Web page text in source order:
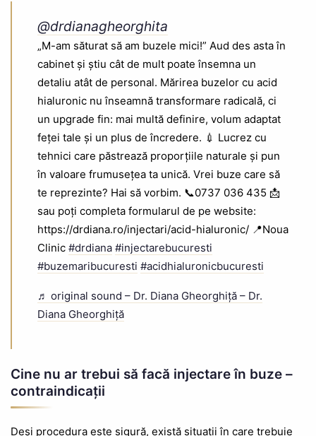
@drdianagheorghita
„M-am săturat să am buzele mici!” Aud des asta în
cabinet și știu cât de mult poate însemna un
detaliu atât de personal. Mărirea buzelor cu acid
hialuronic nu înseamnă transformare radicală, ci
un upgrade fin: mai multă definire, volum adaptat
feței tale și un plus de încredere. 💉 Lucrez cu
tehnici care păstrează proporțiile naturale și pun
în valoare frumusețea ta unică. Vrei buze care să
te reprezinte? Hai să vorbim. 📞0737 036 435 📩
sau poți completa formularul de pe website:
https://drdiana.ro/injectari/acid-hialuronic/ 📍Noua
Clinic #drdiana #injectarebucuresti
#buzemaribucuresti #acidhialuronicbucuresti
♬ original sound – Dr. Diana Gheorghiță – Dr.
Diana Gheorghiță
Cine nu ar trebui să facă injectare în buze –
contraindicații
Deși procedura este sigură, există situații în care trebuie